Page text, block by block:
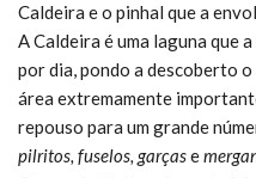
Caldeira e o pinhal que a
A Caldeira é uma laguna que
por dia, pondo a descoberto
área extremamente
repouso para um grande
pilritos, fuselos, garçase